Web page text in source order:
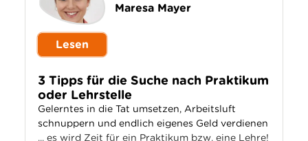
Maresa Mayer
Lesen
3 Tipps für die Suche nach Praktikum
oder Lehrstelle
Gelerntes in die Tat umsetzen, Arbeitsluft
schnuppern und endlich eigenes Geld verdienen
... es wird Zeit für ein Praktikum bzw. eine Lehre!